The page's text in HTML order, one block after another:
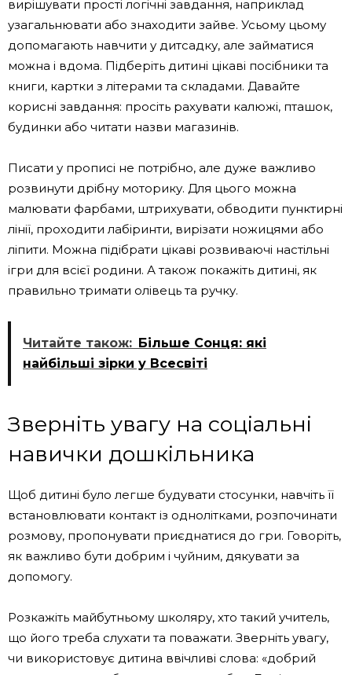
вирішувати прості логічні завдання, наприклад
узагальнювати або знаходити зайве. Усьому цьому
допомагають навчити у дитсадку, але займатися
можна і вдома. Підберіть дитині цікаві посібники та
книги, картки з літерами та складами. Давайте
корисні завдання: просіть рахувати калюжі, пташок,
будинки або читати назви магазинів.
Писати у прописі не потрібно, але дуже важливо
розвинути дрібну моторику. Для цього можна
малювати фарбами, штрихувати, обводити пунктирні
лінії, проходити лабіринти, вирізати ножицями або
ліпити. Можна підібрати цікаві розвиваючі настільні
ігри для всієї родини. А також покажіть дитині, як
правильно тримати олівець та ручку.
Читайте також: Більше Сонця: які
найбільші зірки у Всесвіті
Зверніть увагу на соціальні
навички дошкільника
Щоб дитині було легше будувати стосунки, навчіть її
встановлювати контакт із однолітками, розпочинати
розмову, пропонувати приєднатися до гри. Говоріть,
як важливо бути добрим і чуйним, дякувати за
допомогу.
Розкажіть майбутньому школяру, хто такий учитель,
що його треба слухати та поважати. Зверніть увагу,
чи використовує дитина ввічливі слова: «добрий